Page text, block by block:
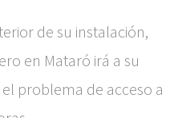
de su instalación,
en Mataró irá a su
problema de acceso a